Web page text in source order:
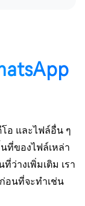
โอ และไฟล์อื่น ๆ
นที่ของไฟล์เหล่า
ว่างเพิ่มเติม เรา
อนที่จะทำเช่น